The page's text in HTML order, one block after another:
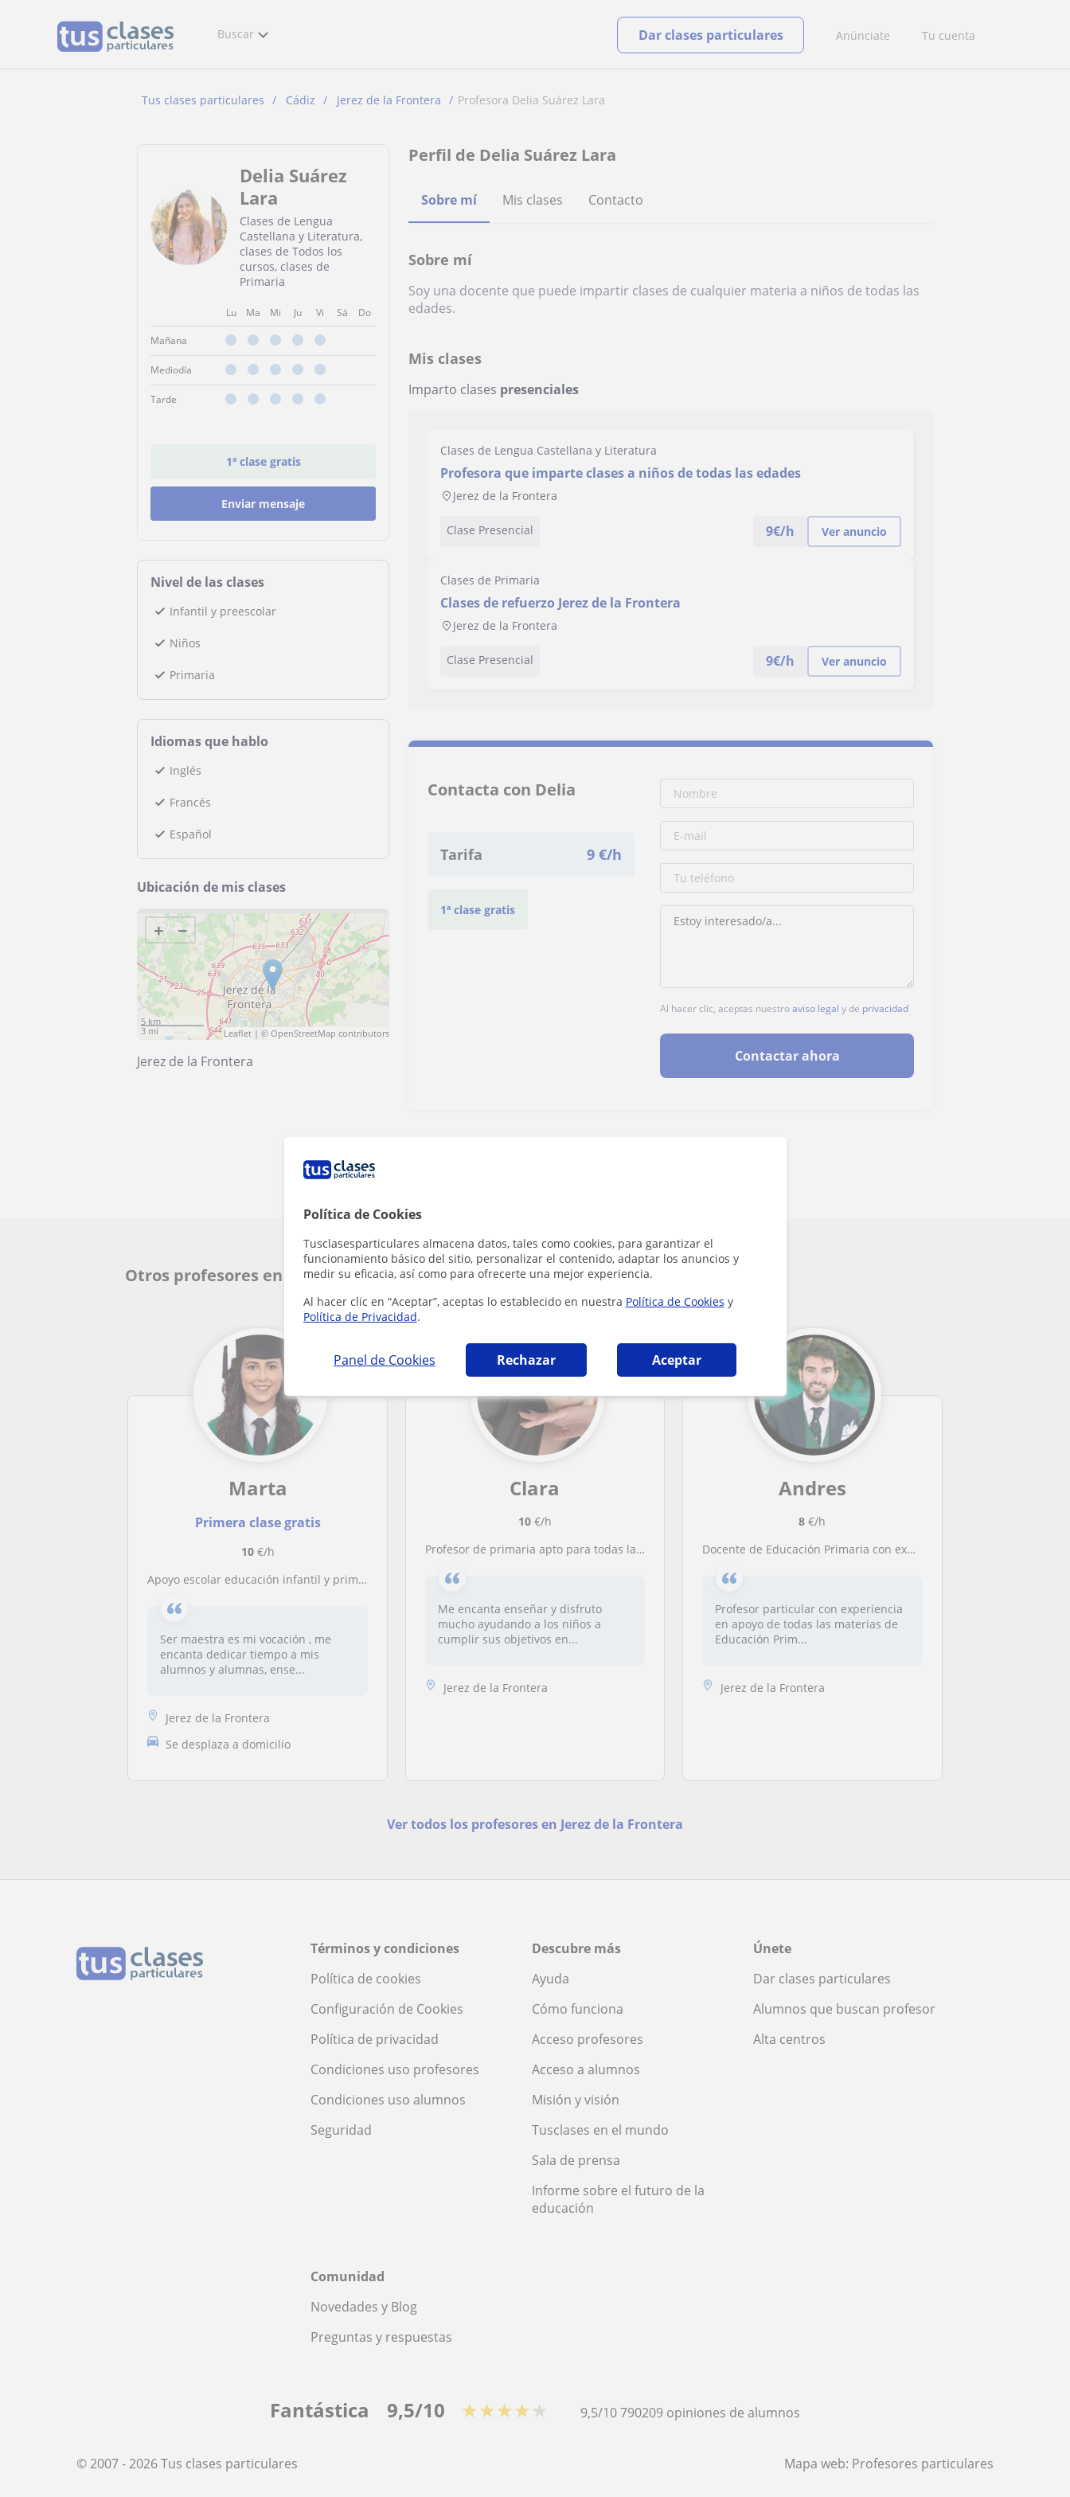
Política de Cookies
Tusclasesparticulares almacena datos, tales como cookies, para garantizar el
funcionamiento básico del sitio, personalizar el contenido, adaptar los anuncios y
medir su eficacia, así como para ofrecerte una mejor experiencia.
Al hacer clic en “Aceptar”, aceptas lo establecido en nuestra Política de Cookies y
Política de Privacidad.
Panel de Cookies Rechazar Aceptar
Buscar Anúnciate Tu cuenta
Dar clases particulares
Tus clases particulares Cádiz Jerez de la Frontera Profesora Delia Suárez Lara
Delia Suárez
Lara
Clases de Lengua
Castellana y Literatura,
clases de Todos los
cursos, clases de
Primaria
Lu Ma Mi Ju Vi Sá Do
Mañana
Mediodía
Tarde
1ª clase gratis
Enviar mensaje
Nivel de las clases
Infantil y preescolar
Niños
Primaria
Idiomas que hablo
Inglés
Francés
Español
Ubicación de mis clases
+ −
5 km
3 mi
Leaflet | ©OpenStreetMap contributors
Jerez de la Frontera
Perfil de Delia Suárez Lara
Sobre mí Mis clases Contacto
Sobre mí
Soy una docente que puede impartir clases de cualquier materia a niños de todas las
edades.
Mis clases
Imparto clases presenciales
Clases de Lengua Castellana y Literatura
Profesora que imparte clases a niños de todas las edades
Jerez de la Frontera
Clase Presencial 9€/h Ver anuncio
Clases de Primaria
Clases de refuerzo Jerez de la Frontera
Jerez de la Frontera
Clase Presencial 9€/h Ver anuncio
Contacta con Delia
Tarifa 9 €/h
1ª clase gratis
Al hacer clic, aceptas nuestroaviso legal y de privacidad
Contactar ahora
Otros profesores en Jerez de la Frontera que pueden interesarte
Marta
Primera clase gratis
10€/h
Apoyo escolar educación infantil y primaria. Especialidad falta de atención e hiperactividad
Ser maestra es mi vocación , me
encanta dedicar tiempo a mis
alumnos y alumnas, ense...
Jerez de la Frontera
Se desplaza a domicilio
Clara
10€/h
Profesor de primaria apto para todas las edades y niveles.
Me encanta enseñar y disfruto
mucho ayudando a los niños a
cumplir sus objetivos en...
Jerez de la Frontera
Andres
8 €/h
Docente de Educación Primaria con experiencia en apoyo
Profesor particular con experiencia
en apoyo de todas las materias de
Educación Prim...
Jerez de la Frontera
Ver todos los profesores en Jerez de la Frontera
Términos y condiciones
Política de cookies
Configuración de Cookies
Política de privacidad
Condiciones uso profesores
Condiciones uso alumnos
Seguridad
Descubre más
Ayuda
Cómo funciona
Acceso profesores
Acceso a alumnos
Misión y visión
Tusclases en el mundo
Sala de prensa
Informe sobre el futuro de la
educación
Únete
Dar clases particulares
Alumnos que buscan profesor
Alta centros
Comunidad
Novedades y Blog
Preguntas y respuestas
Fantástica 9,5/10 ★★★★★ 9,5/10790209 opiniones de alumnos
© 2007 - 2026 Tus clases particulares Mapa web: Profesores particulares